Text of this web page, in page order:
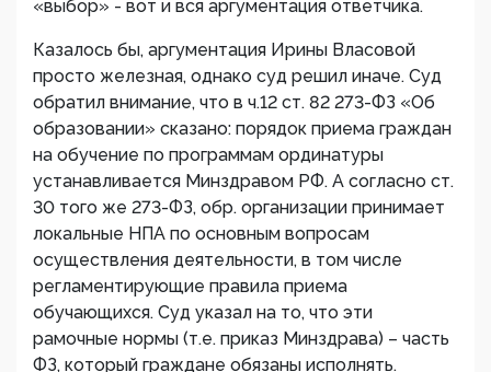
«выбор» - вот и вся аргументация ответчика.
Казалось бы, аргументация Ирины Власовой
просто железная, однако суд решил иначе. Суд
обратил внимание, что в ч.12 ст. 82 273-ФЗ «Об
образовании» сказано: порядок приема граждан
на обучение по программам ординатуры
устанавливается Минздравом РФ. А согласно ст.
30 того же 273-ФЗ, обр. организации принимает
локальные НПА по основным вопросам
осуществления деятельности, в том числе
регламентирующие правила приема
обучающихся. Суд указал на то, что эти
рамочные нормы (т.е. приказ Минздрава) – часть
ФЗ, который граждане обязаны исполнять.